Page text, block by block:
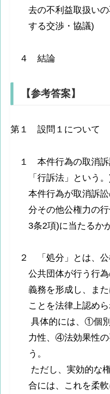
去の不利益取扱い
する交渉・協議)
４ 結論
【参考答案】
第１ 設問１について
１ 本件行為の取消
「行訴法」という
本件行為が取消訴
分その他公権力の
3条2項)に当たるか
２ 「処分」とは、公
公共団体が行う行
義務を形成し、ま
ことを法律上認め
具体的には、①個
力性、④法効果性
う。
ただし、実効的な
合には、これを柔軟